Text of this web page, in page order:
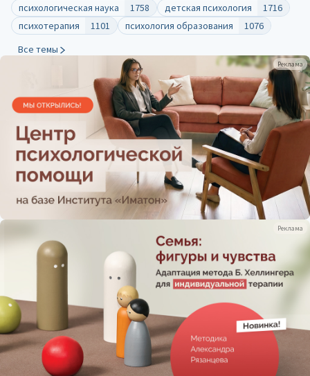
Реклама
Реклама
психологическая наука
1758 детская психология
1716
психотерапия
1101 психология образования
1076
Все темы